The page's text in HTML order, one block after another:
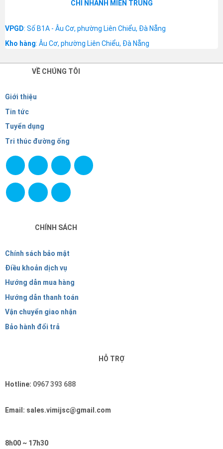
CHI NHÁNH MIỀN TRUNG
VPGD: Số B1A - Âu Cơ, phường Liên Chiểu, Đà Nẵng
Kho hàng: Âu Cơ, phường Liên Chiểu, Đà Nẵng
VỀ CHÚNG TÔI
Giới thiệu
Tin tức
Tuyển dụng
Tri thúc đường ống
CHÍNH SÁCH
Chính sách bảo mật
Điều khoản dịch vụ
Hướng dẫn mua hàng
Hướng dẫn thanh toán
Vận chuyển giao nhận
Bảo hành đổi trả
HỖ TRỢ
Hotline: 0967 393 688
Email: sales.vimijsc@gmail.com
8h00 ~ 17h30